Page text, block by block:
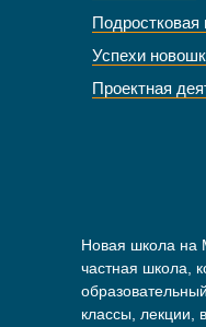
Новая школа на
частная школа,
классы, лекции,
Успехи
Проектная